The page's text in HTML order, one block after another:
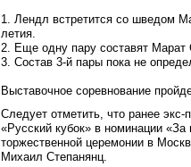
1. Лендл встретится со шведом
летия.
2. Еще одну пару составят
3. Состав 3-й пары пока не
Выставочное соревнование
Следует отметить, что ранее
«Русский кубок» в номинации «За
торжественной церемонии в
Михаил Степанянц.